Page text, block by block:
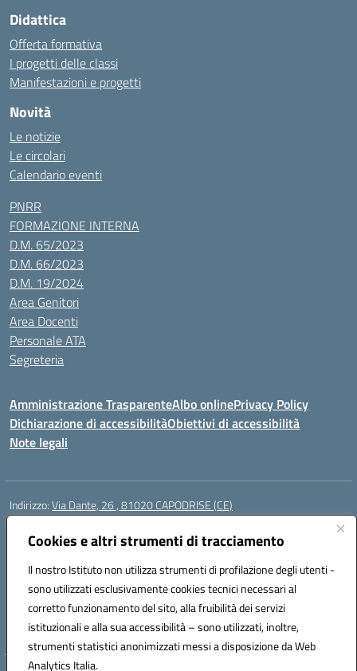
Cookies e altri strumenti di tracciamento
Il nostro Istituto non utilizza strumenti di profilazione degli utenti -
sono utilizzati esclusivamente cookies tecnici necessari al
corretto funzionamento del sito, alla fruibilità dei servizi
istituzionali e alla sua accessibilità – sono utilizzati, inoltre,
strumenti statistici anonimizzati messi a disposizione da Web
Analytics Italia.
Didattica
Offerta formativa
I progetti delle classi
Manifestazioni e progetti
Novità
Le notizie
Le circolari
Calendario eventi
PNRR
FORMAZIONE INTERNA
D.M. 65/2023
D.M. 66/2023
D.M. 19/2024
Area Genitori
Area Docenti
Personale ATA
Segreteria
Amministrazione TrasparenteAlbo onlinePrivacy Policy
Dichiarazione di accessibilitàObiettivi di accessibilità
Note legali
Indirizzo:Via Dante, 26 , 81020 CAPODRISE (CE)
Centralino:
Posta elettronica certificata (PEC):CEIC83000V@pec.istruzione.it
Codice fiscale: 80103200616
Codice meccanografico:CEIC83000V
Codice Indice delle Pubbliche Amministrazioni (IPA): istsc_ceic83000v
Codice unico di fatturazione (CUF): UFO76N